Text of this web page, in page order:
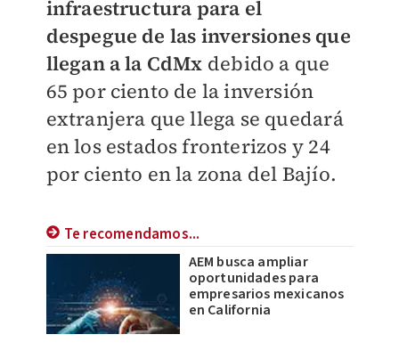
infraestructura para el
despegue de las inversiones que
llegan a la CdMx debido a que
65 por ciento de la inversión
extranjera que llega se quedará
en los estados fronterizos y 24
por ciento en la zona del Bajío.
Te recomendamos...
AEM busca ampliar
oportunidades para
empresarios mexicanos
en California